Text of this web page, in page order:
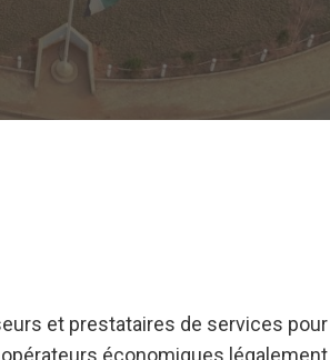
et prestataires de services pour
économiques